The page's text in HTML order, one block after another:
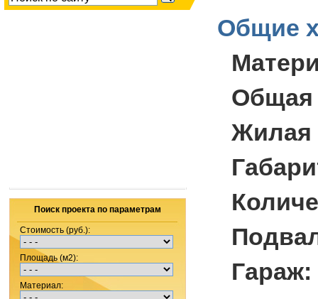
Поиск проекта по параметрам
Стоимость (руб.):
Площадь (м2):
Материал:
Общие
Общая
Жилая
Гараж: